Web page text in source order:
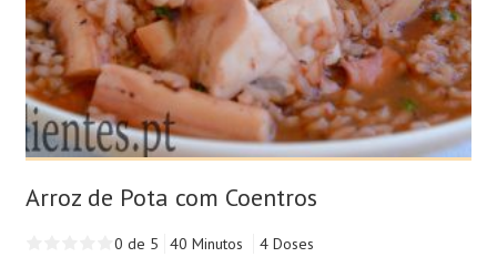
Arroz de Pota com Coentros
0 de 5 40 Minutos 4 Doses